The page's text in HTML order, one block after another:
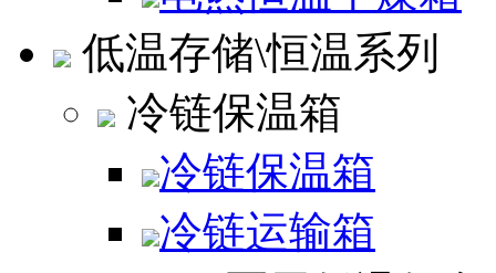
低温存储\恒温系列
冷链保温箱
冷链保温箱
冷链运输箱